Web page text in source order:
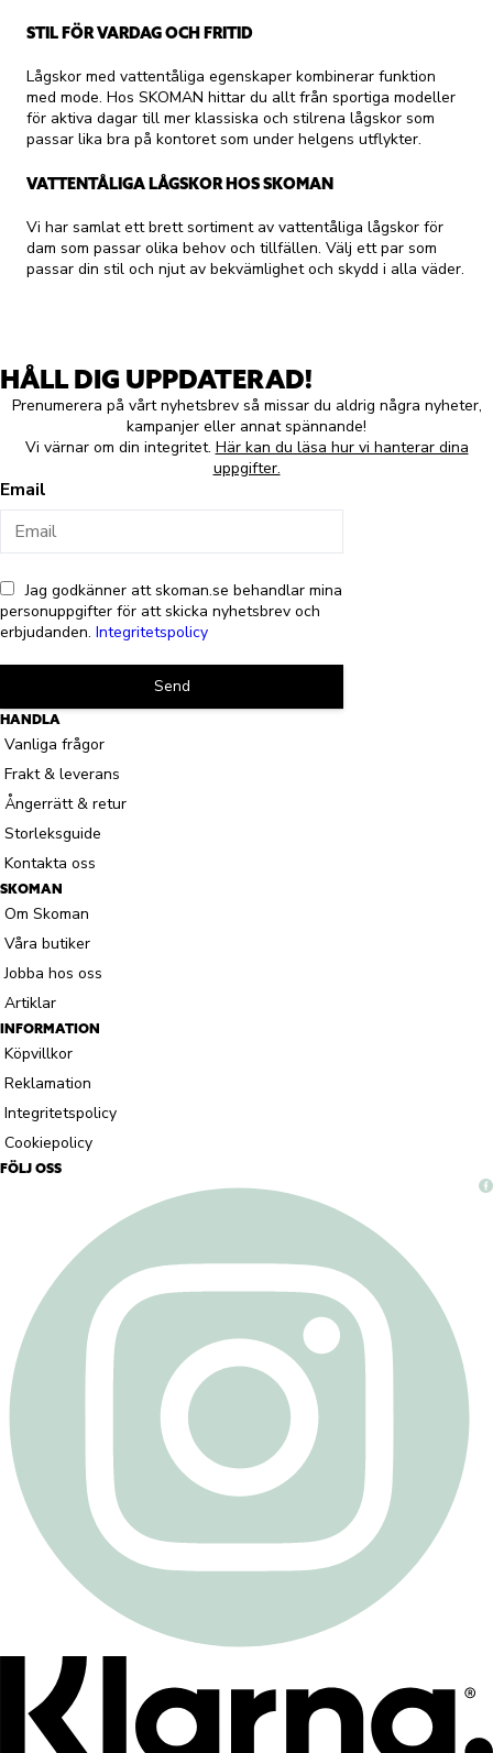
STIL FÖR VARDAG OCH FRITID
Lågskor med vattentåliga egenskaper kombinerar funktion
med mode. Hos SKOMAN hittar du allt från sportiga modeller
för aktiva dagar till mer klassiska och stilrena lågskor som
passar lika bra på kontoret som under helgens utflykter.
VATTENTÅLIGA LÅGSKOR HOS SKOMAN
Vi har samlat ett brett sortiment av vattentåliga lågskor för
dam som passar olika behov och tillfällen. Välj ett par som
passar din stil och njut av bekvämlighet och skydd i alla väder.
HÅLL DIG UPPDATERAD!
Prenumerera på vårt nyhetsbrev så missar du aldrig några nyheter,
kampanjer eller annat spännande!
Vi värnar om din integritet. Här kan du läsa hur vi hanterar dina
uppgifter.
Email
Jag godkänner att skoman.se behandlar mina
personuppgifter för att skicka nyhetsbrev och
erbjudanden. Integritetspolicy
Send
HANDLA
Vanliga frågor
Frakt & leverans
Ångerrätt & retur
Storleksguide
Kontakta oss
SKOMAN
Om Skoman
Våra butiker
Jobba hos oss
Artiklar
INFORMATION
Köpvillkor
Reklamation
Integritetspolicy
Cookiepolicy
FÖLJ OSS